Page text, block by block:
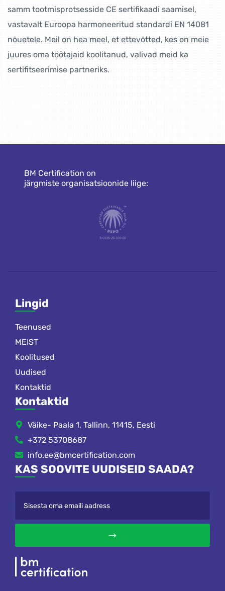
samm tootmisprotsesside CE sertifikaadi saamisel,
vastavalt Euroopa harmoneeritud standardi EN 14081
nõuetele. Meil ​​on hea meel, et ettevõtted, kes on meie
juures oma töötajaid koolitanud, valivad meid ka
sertifitseerimise partneriks.
BM Certification on
järgmiste organisatsioonide liige:
Lingid
Teenused
MEIST
Koolitused
Uudised
Kontaktid
Kontaktid
Väike- Paala 1, Tallinn, 11415, Eesti
+372 53708687
info.ee@bmcertification.com
KAS SOOVITE UUDISEID SAADA?